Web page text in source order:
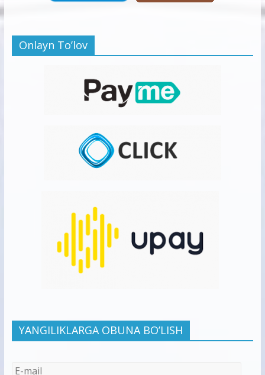
Onlayn To’lov
YANGILIKLARGA OBUNA BO’LISH